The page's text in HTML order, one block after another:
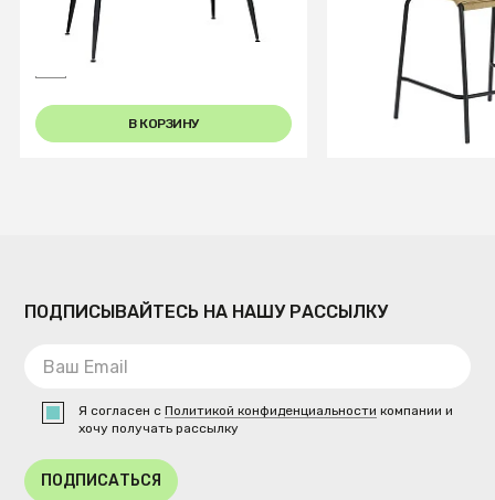
180 Керамогранит Темный
Мрамор
В КОРЗИНУ
см бежевый
В
ПОДПИСЫВАЙТЕСЬ НА НАШУ РАССЫЛКУ
Я согласен сПолитикой конфиденциальности компании и
хочу получать рассылку
ПОДПИСАТЬСЯ